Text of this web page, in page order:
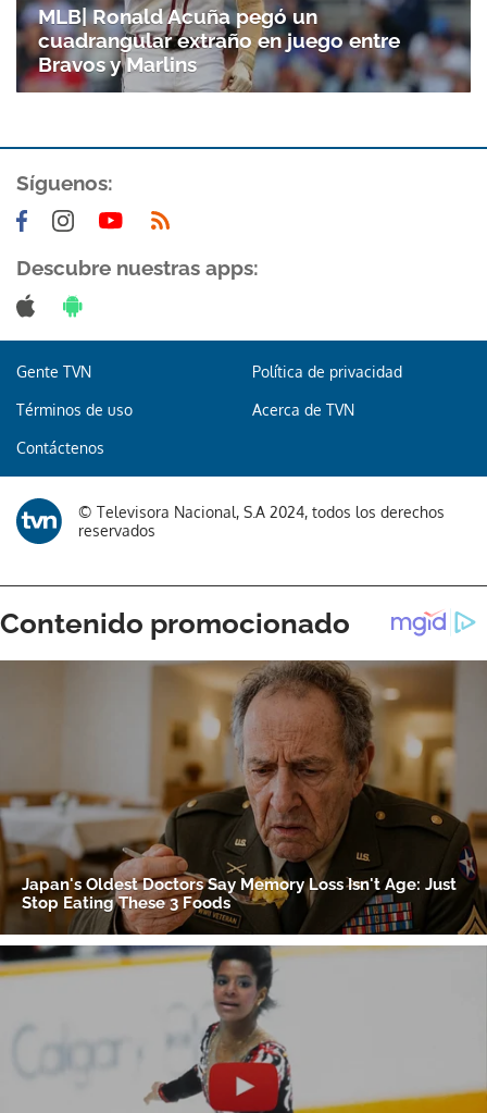
Gracias por suscribirte a nuestro boletín.
ACEPTAR
MLB| Ronald Acuña pegó un
cuadrangular extraño en juego entre
Bravos y Marlins
Síguenos:
Descubre nuestras apps:
Gente TVN Política de privacidad
Términos de uso Acerca de TVN
Contáctenos
© Televisora Nacional, S.A 2024, todos los derechos
reservados